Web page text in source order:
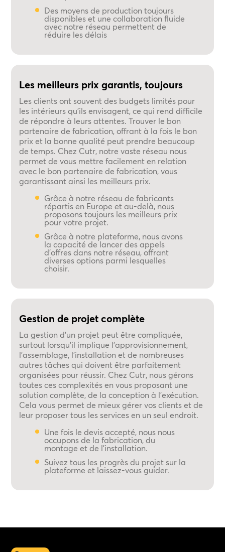
Des moyens de production toujours
disponibles et une collaboration fluide
avec notre réseau permettent de
réduire les délais
Les meilleurs prix garantis, toujours
Les clients ont souvent des budgets limités pour
les intérieurs qu'ils envisagent, ce qui rend difficile
de répondre à leurs attentes. Trouver le bon
partenaire de fabrication, offrant à la fois le bon
prix et la bonne qualité peut prendre beaucoup
de temps. Chez Cutr, notre vaste réseau nous
permet de vous mettre facilement en relation
avec le bon partenaire de fabrication, vous
garantissant ainsi les meilleurs prix.
Grâce à notre réseau de fabricants
répartis en Europe et au-delà, nous
proposons toujours les meilleurs prix
pour votre projet.
Grâce à notre plateforme, nous avons
la capacité de lancer des appels
d'offres dans notre réseau, offrant
diverses options parmi lesquelles
choisir.
Gestion de projet complète
La gestion d'un projet peut être compliquée,
surtout lorsqu'il implique l'approvisionnement,
l'assemblage, l'installation et de nombreuses
autres tâches qui doivent être parfaitement
organisées pour réussir. Chez Cutr, nous gérons
toutes ces complexités en vous proposant une
solution complète, de la conception à l'exécution.
Cela vous permet de mieux gérer vos clients et de
leur proposer tous les services en un seul endroit.
Une fois le devis accepté, nous nous
occupons de la fabrication, du
montage et de l'installation.
Suivez tous les progrès du projet sur la
plateforme et laissez-vous guider.